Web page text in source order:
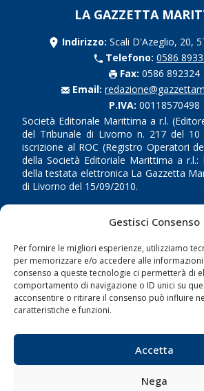
Gestisci Consenso
Per fornire le migliori esperienze, utilizziamo
per memorizzare e/o accedere alle
consenso a queste tecnologie ci permetterà di
comportamento di navigazione o ID unici su
acconsentire o ritirare il consenso può influire
caratteristiche e funzioni.
Accetta
Nega
LA GAZZETTA
Indirizzo: Scali D'Azeglio, 20,
Telefono: 0586
Fax: 0586 892324
Email:
P.IVA: 00118570498
Società Editoriale Marittima a r.l.
del Tribunale di Livorno n. 217 del
iscrizione al ROC (Registro Operatori
della Società Editoriale Marittima a r.l.:
della testata elettronica La Gazzetta
di Livorno del 15/09/2010.
LINK
Shipping
Porti/Interporti
Trasporti
Sostenibilità
Compagnie di
Blue economy